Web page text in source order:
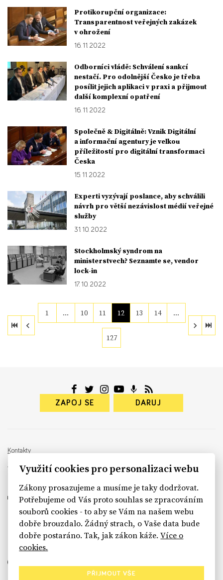
Protikorupční organizace:
Transparentnost veřejných zakázek
v ohrožení
16. 11. 2022
Odborníci vládě: Schválení sankcí
nestačí. Pro odolnější Česko je třeba
posílit jejich aplikaci v praxi a přijmout
další komplexní opatření
16. 11. 2022
Společně & Digitálně: Vznik Digitální
a informační agentury je velkou
příležitostí pro digitální transformaci
Česka
15. 11. 2022
Experti vyzývají poslance, aby schválili
návrh pro větší nezávislost médií veřejné
služby
31. 10. 2022
Stockholmský syndrom na
ministerstvech? Seznamte se, vendor
lock-in
17. 10. 2022
1 … 10 11 12 13 14 …
127
ZAPOJ SE DARUJ
Kontakty
info@rekonstrukcestatu.cz
sinfin.digital
Využití cookies pro personalizaci webu
Zákony prosazujeme a musíme je taky dodržovat.
Potřebujeme od Vás proto souhlas se zpracováním
souborů cookies - to aby se Vám na našem webu
dobře brouzdalo. Žádný strach, o Vaše data bude
dobře postaráno. Tak, jak zákon káže.Více o
cookies.
PŘIJMOUT VŠE